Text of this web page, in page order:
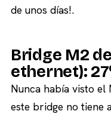
de unos días!.
Bridge M2
ethernet):
Nunca había visto el
este bridge no tiene